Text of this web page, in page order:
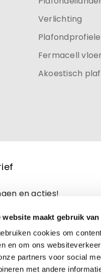
website maakt gebruik
cookies om
en om ons
partners voor social
met andere
Verlichting
Fermacell
Akoestisch
en acties!